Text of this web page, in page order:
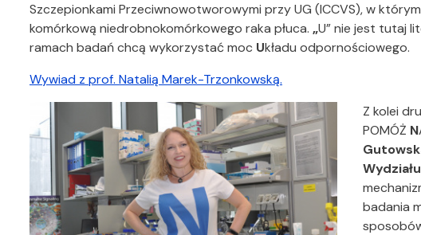
Szczepionkami Przeciwnowotworowymi przy UG (ICCVS), w
komórkową niedrobnokomórkowego raka płuca. „U” nie jest tutaj
ramach badań chcą wykorzystać moc Układu odpornościowego.
Wywiad z prof. Natalią Marek-Trzonkowską.
Z kolei
POMÓŻ N
badania